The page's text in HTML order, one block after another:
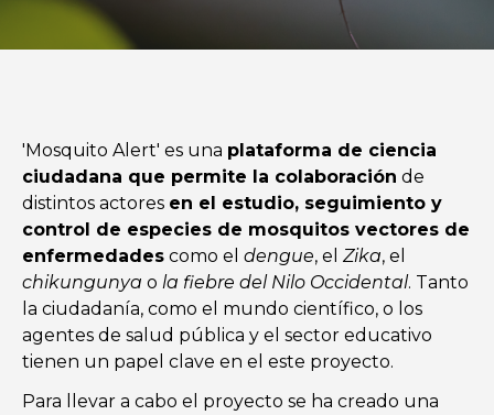
'Mosquito Alert' es una plataforma de ciencia
ciudadana que permite la colaboración de
distintos actores en el estudio, seguimiento y
control de especies de mosquitos vectores de
enfermedades como el dengue, el Zika, el
chikungunya o la fiebre del Nilo Occidental. Tanto
la ciudadanía, como el mundo científico, o los
agentes de salud pública y el sector educativo
tienen un papel clave en el este proyecto.
Para llevar a cabo el proyecto se ha creado una